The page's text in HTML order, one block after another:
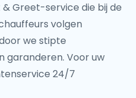
Greet-service die bij de
volgen
we stipte
garanderen. Voor uw
24/7